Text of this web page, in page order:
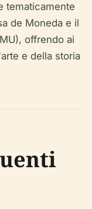
tematicamente
de Moneda e il
offrendo ai
e della storia